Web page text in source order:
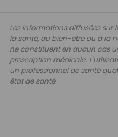
Les informations diffusées sur
la santé, au bien-être ou à la
ne constituent en aucun cas
prescription médicale.
un professionnel de santé
état de santé.